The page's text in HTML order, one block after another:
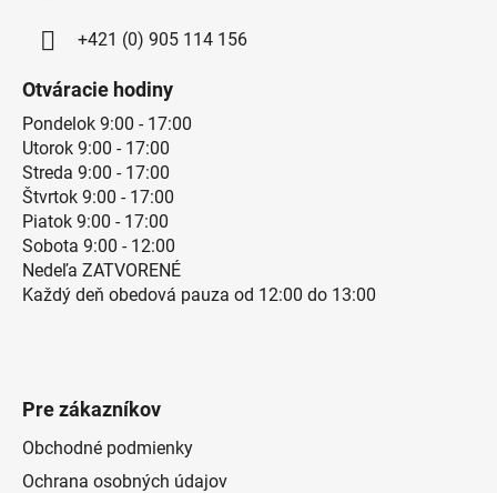
+421 (0) 905 114 156
Otváracie hodiny
Pondelok 9:00 - 17:00
Utorok 9:00 - 17:00
Streda 9:00 - 17:00
Štvrtok 9:00 - 17:00
Piatok 9:00 - 17:00
Sobota 9:00 - 12:00
Nedeľa ZATVORENÉ
Každý deň obedová pauza od 12:00 do 13:00
Pre zákazníkov
Obchodné podmienky
Ochrana osobných údajov